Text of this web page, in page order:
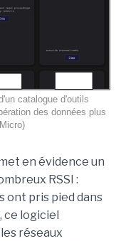
catalogue d'outils
des données plus
en évidence un
RSSI :
ont pris pied dans
ce logiciel
réseaux